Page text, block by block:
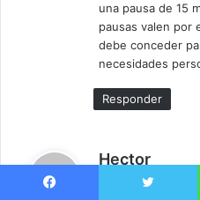
una pausa de 15
pausas valen por
debe conceder
necesidades
Responder
Hector
i
agosto 17, 2021 a